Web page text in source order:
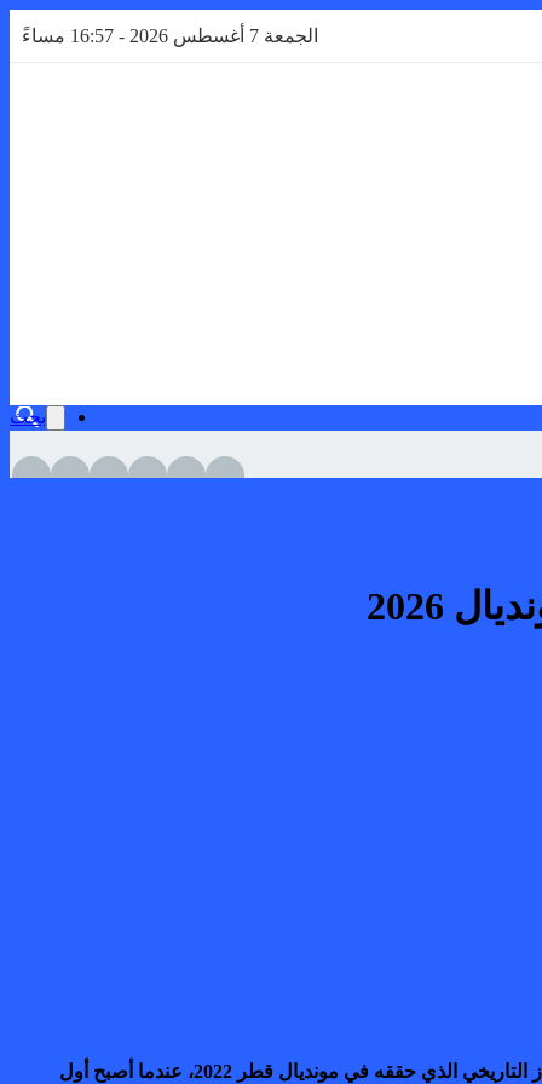
الجمعة 7 أغسطس 2026 - 16:57 مساءً
بحث
2026
أكدت صحيفة “دي إتش لي سبور” البلجيكية، الجمعة 22 ماي، أن المنتخب المغربي يخوض غمار كأس العالم 2026 بطموحات كبيرة، بعد الإنجاز التاريخي الذي حققه في مونديال قطر 2022، عندما أصبح أول